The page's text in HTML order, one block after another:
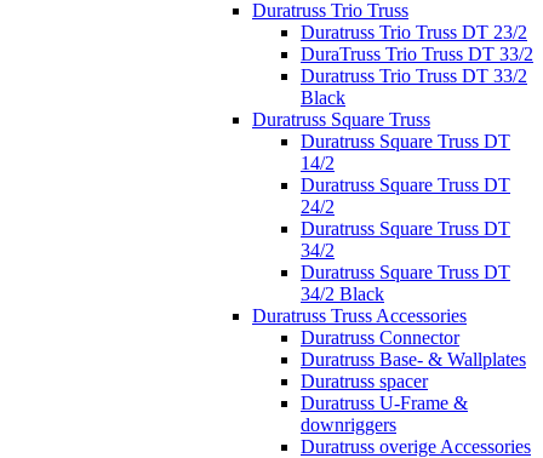
Duratruss Trio Truss
Duratruss Trio Truss DT 23/2
DuraTruss Trio Truss DT 33/2
Duratruss Trio Truss DT 33/2
Black
Duratruss Square Truss
Duratruss Square Truss DT
14/2
Duratruss Square Truss DT
24/2
Duratruss Square Truss DT
34/2
Duratruss Square Truss DT
34/2 Black
Duratruss Truss Accessories
Duratruss Connector
Duratruss Base- & Wallplates
Duratruss spacer
Duratruss U-Frame &
downriggers
Duratruss overige Accessories